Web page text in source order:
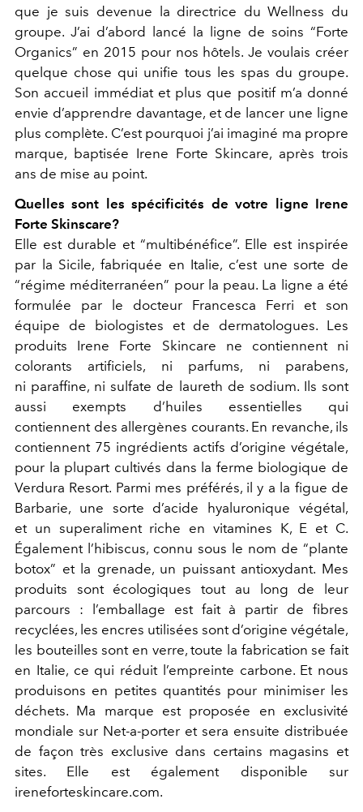
que je suis devenue la directrice du Wellness du
groupe. J’ai d’abord lancé la ligne de soins “Forte
Organics” en 2015 pour nos hôtels. Je voulais créer
quelque chose qui unifie tous les spas du groupe.
Son accueil immédiat et plus que positif m’a donné
envie d’apprendre davantage, et de lancer une ligne
plus complète. C’est pourquoi j’ai imaginé ma propre
marque, baptisée Irene Forte Skincare, après trois
ans de mise au point.
Quelles sont les spécificités de votre ligne Irene
Forte Skinscare?
Elle est durable et “multibénéfice”. Elle est inspirée
par la Sicile, fabriquée en Italie, c’est une sorte de
“régime méditerranéen” pour la peau. La ligne a été
formulée par le docteur Francesca Ferri et son
équipe de biologistes et de dermatologues. Les
produits Irene Forte Skincare ne contiennent ni
colorants artificiels, ni parfums, ni parabens,
ni paraffine, ni sulfate de laureth de sodium. Ils sont
aussi exempts d’huiles essentielles qui
contiennent des allergènes courants. En revanche, ils
contiennent 75 ingrédients actifs d’origine végétale,
pour la plupart cultivés dans la ferme biologique de
Verdura Resort. Parmi mes préférés, il y a la figue de
Barbarie, une sorte d’acide hyaluronique végétal,
et un superaliment riche en vitamines K, E et C.
Également l’hibiscus, connu sous le nom de “plante
botox” et la grenade, un puissant antioxydant. Mes
produits sont écologiques tout au long de leur
parcours : l’emballage est fait à partir de fibres
recyclées, les encres utilisées sont d’origine végétale,
les bouteilles sont en verre, toute la fabrication se fait
en Italie, ce qui réduit l’empreinte carbone. Et nous
produisons en petites quantités pour minimiser les
déchets. Ma marque est proposée en exclusivité
mondiale sur Net-a-porter et sera ensuite distribuée
de façon très exclusive dans certains magasins et
sites. Elle est également disponible sur
ireneforteskincare.com.